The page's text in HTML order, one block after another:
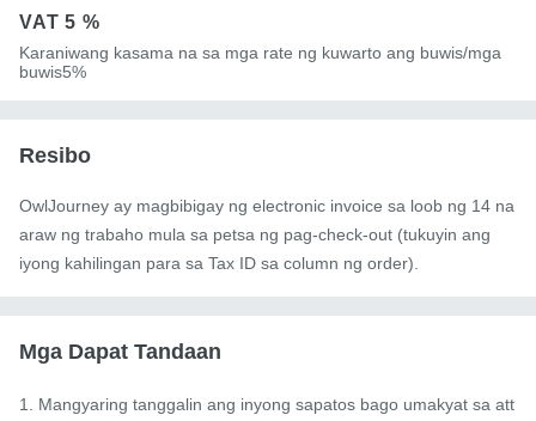
VAT5 %
Karaniwang kasama na sa mga rate ng kuwarto ang buwis/mga
buwis5%
Resibo
OwlJourney ay magbibigay ng electronic invoice sa loob ng 14 na
araw ng trabaho mula sa petsa ng pag-check-out (tukuyin ang
iyong kahilingan para sa Tax ID sa column ng order).
Mga Dapat Tandaan
1. Mangyaring tanggalin ang inyong sapatos bago umakyat sa att